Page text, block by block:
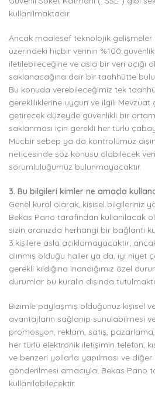
kullanılmaktadır.
Ancak maalesef teknolojik gelişmeler
üzerindeki hiçbir verinin %100
iletilebileceğine ve asla bir veri açığı
saklanacağına dair bir taahhütte
Bu konuda verebileceğimiz tek
gerekliliklerine uygun ve ilgili Mevzuat
getirecek düzeyde güvenlikli bir
saklanması için gerekli her türlü
Mücbir sebep ya da kontrolümüz
neticesinde söz konusu olabilecek
sorumluluğumuz bulunmayacaktır.
3. Bu bilgileri kimler ne amaçla
Genel kural olarak, kişisel bilgileriniz
Bekas Pano tarafından kullanılacak
sizin aranızda herhangi bir bağlantı
3.kişilere asla açıklamayacaktır;
alınmış olduğu haller ya da, iyi niyet
gerekli kıldığına inandığımız özel
durumlar bu kuralın dışında
Bizimle paylaşmış olduğunuz kişisel
avantajların sağlanıp sunulabilmesi
promosyon, reklam, satış,
her türlü elektronik iletişimin telefon,
ve benzeri yollarla yapılması ve diğer
gönderilmesi amacıyla; Bekas Pano
kullanılabilecektir.